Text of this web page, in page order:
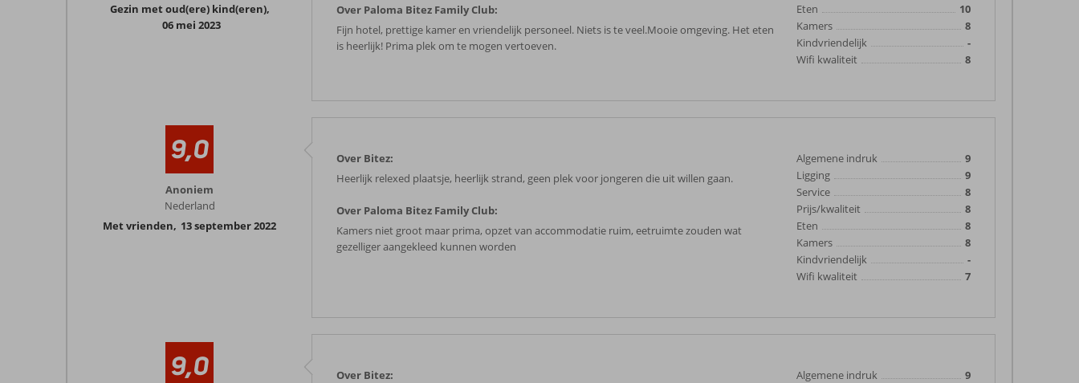
Gezin met oud(ere) kind(eren),
06 mei 2023
Over Paloma Bitez Family Club:
Fijn hotel, prettige kamer en vriendelijk personeel. Niets is te veel.Mooie omgeving. Het eten
is heerlijk! Prima plek om te mogen vertoeven.
Eten
10
Kamers
8
Kindvriendelijk
-
Wifi kwaliteit
8
9,0
Anoniem
Nederland
Met vrienden, 13 september 2022
Over Bitez:
Heerlijk relexed plaatsje, heerlijk strand, geen plek voor jongeren die uit willen gaan.
Over Paloma Bitez Family Club:
Kamers niet groot maar prima, opzet van accommodatie ruim, eetruimte zouden wat
gezelliger aangekleed kunnen worden
Algemene indruk
9
Ligging
9
Service
8
Prijs/kwaliteit
8
Eten
8
Kamers
8
Kindvriendelijk
-
Wifi kwaliteit
7
9,0
Over Bitez:
Algemene indruk
9